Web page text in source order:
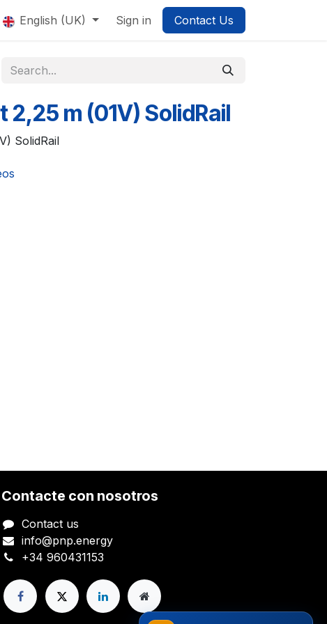
English (UK) Sign in Contact Us
2,25 m (01V) SolidRail
SolidRail
Contacte con nosotros
Contact us
info@pnp.energy
+34 960431153